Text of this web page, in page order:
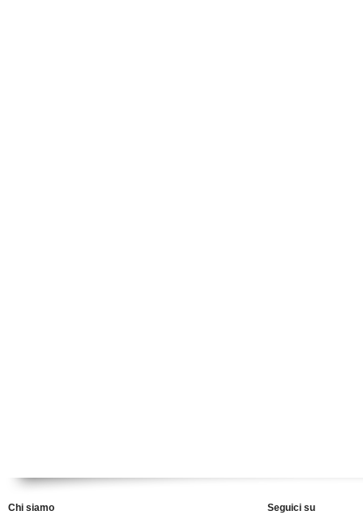
Chi siamo Seguici su